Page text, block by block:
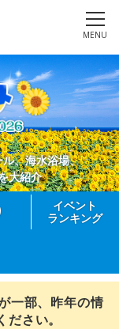
MENU
、海水浴場、
大紹介
イベント
ランキング
一部、昨年の情
さい。